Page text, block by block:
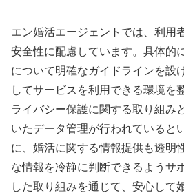
エン婚活エージェントでは、利用
安全性に配慮しています。具体的
について明確なガイドラインを設
してサービスを利用できる環境を
ライバシー保護に関する取り組み
いたデータ管理が行われていると
に、婚活に関する情報提供も透明
な情報を冷静に判断できるようサ
した取り組みを通じて、安心して